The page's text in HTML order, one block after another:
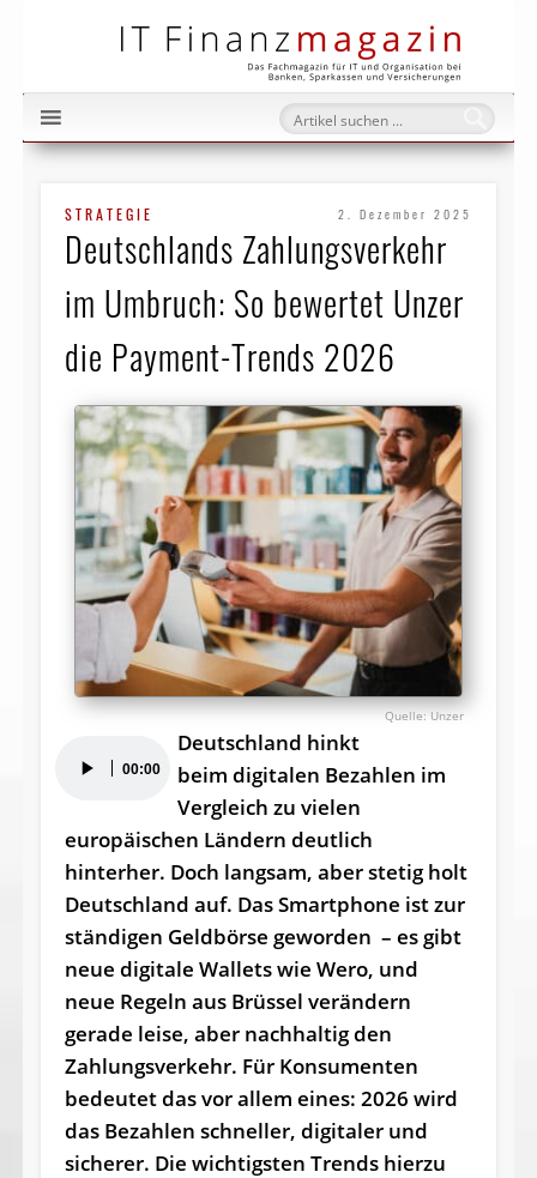
STRATEGIE 2. Dezember 2025
Deutschlands Zahlungsverkehr
im Umbruch: So bewertet Unzer
die Payment-Trends 2026
Unzer
Player 00:00
Deutschland hinkt
beim digitalen Bezahlen im
Vergleich zu vielen
europäischen Ländern deutlich
hinterher. Doch langsam, aber stetig holt
Deutschland auf. Das Smartphone ist zur
ständigen Geldbörse geworden – es gibt
neue digitale Wallets wie Wero, und
neue Regeln aus Brüssel verändern
gerade leise, aber nachhaltig den
Zahlungsverkehr. Für Konsumenten
bedeutet das vor allem eines: 2026 wird
das Bezahlen schneller, digitaler und
sicherer. Die wichtigsten Trends hierzu